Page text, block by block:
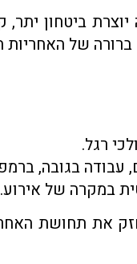
ביטחון יתר,
של האחריות
רגל.
בגובה,
במקרה של אירוע.
את תחושת